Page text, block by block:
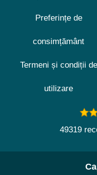
Preferințe de
consimțământ
Termeni și condiții de
utilizare
49319